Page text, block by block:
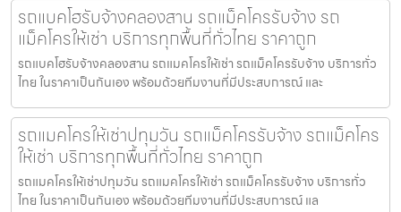
รถแบคโฮรับจ้างคลองสาน รถแม็คโครรับจ้าง รถ
แม็คโครให้เช่า บริการทุกพื้นที่ทั่วไทย ราคาถูก
รถแบคโฮรับจ้างคลองสาน รถแมคโครให้เช่า รถแม็คโครรับจ้าง บริการทั่ว
ไทย ในราคาเป็นกันเอง พร้อมด้วยทีมงานที่มีประสบการณ์ และ
รถแมคโครให้เช่าปทุมวัน รถแม็คโครรับจ้าง รถแม็คโคร
ให้เช่า บริการทุกพื้นที่ทั่วไทย ราคาถูก
รถแมคโครให้เช่าปทุมวัน รถแมคโครให้เช่า รถแม็คโครรับจ้าง บริการทั่ว
ไทย ในราคาเป็นกันเอง พร้อมด้วยทีมงานที่มีประสบการณ์ แล